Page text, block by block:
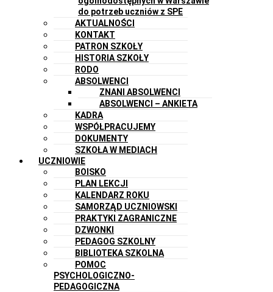
do potrzeb uczniów z SPE
AKTUALNOŚCI
KONTAKT
PATRON SZKOŁY
HISTORIA SZKOŁY
RODO
ABSOLWENCI
ZNANI ABSOLWENCI
ABSOLWENCI – ANKIETA
KADRA
WSPÓŁPRACUJEMY
DOKUMENTY
SZKOŁA W MEDIACH
UCZNIOWIE
BOISKO
PLAN LEKCJI
KALENDARZ ROKU
SAMORZĄD UCZNIOWSKI
PRAKTYKI ZAGRANICZNE
DZWONKI
PEDAGOG SZKOLNY
BIBLIOTEKA SZKOLNA
POMOC
PSYCHOLOGICZNO-
PEDAGOGICZNA